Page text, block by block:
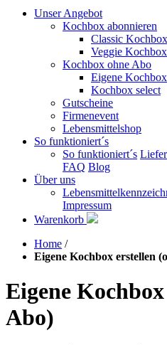
Unser Angebot
Kochbox abonnieren
Classic
Veggie
Kochbox ohne Abo
Eigene
Kochbox select
Gutscheine
Firmenevent
Lebensmittelshop
So funktioniert´s
So funktioniert´s
FAQ Blog
Über uns
Impressum
Warenkorb
Home /
Eigene Kochbox erstellen
Eigene
Abo)